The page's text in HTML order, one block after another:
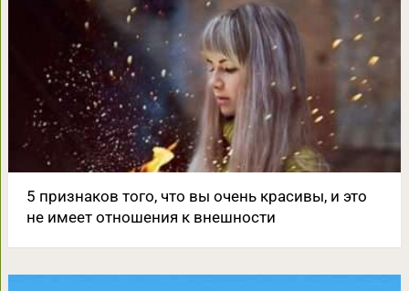
5 признаков того, что вы очень красивы, и это
не имеет отношения к внешности